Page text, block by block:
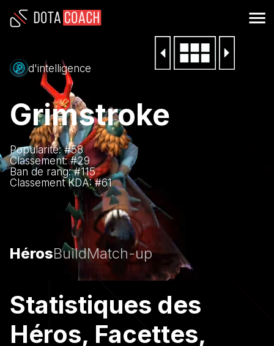
d'intelligence
Grimstroke
Popularité: #58
Classement: #29
Ban de rang: #115
Classement KDA: #61
HérosBuildMatch-up
Statistiques des
Héros, Facettes,